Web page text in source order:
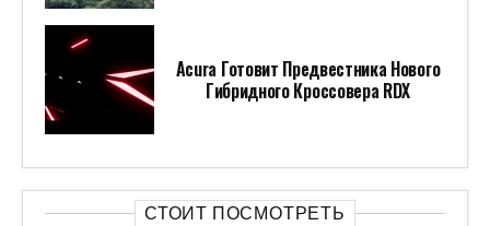
Acura Готовит Предвестника Нового
Гибридного Кроссовера RDX
СТОИТ ПОСМОТРЕТЬ